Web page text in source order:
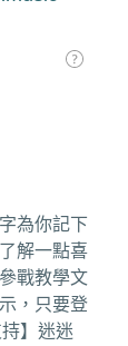
為你記下
解一點喜
戰教學文
，只要登
】迷迷